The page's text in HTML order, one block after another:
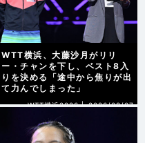
WTT横浜、大藤沙月がリリ
ー・チャンを下し、ベスト8入
りを決める「途中から焦りが出
て力んでしまった」
WTT横浜2026 | 2026/08/07